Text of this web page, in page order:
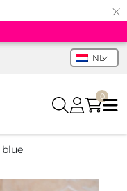
×
NL
0
blue